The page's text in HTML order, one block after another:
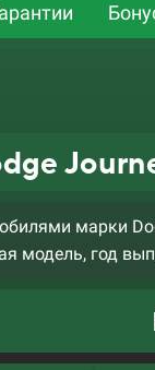
марки
модель, год